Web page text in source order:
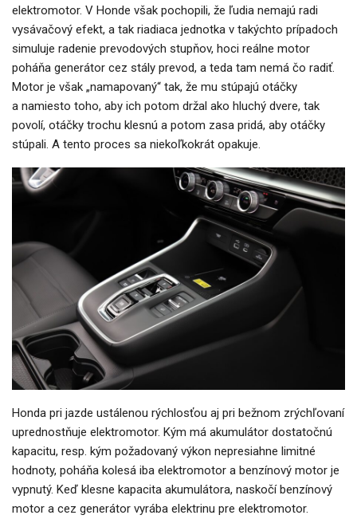
elektromotor. V Honde však pochopili, že ľudia nemajú radi
vysávačový efekt, a tak riadiaca jednotka v takýchto prípadoch
simuluje radenie prevodových stupňov, hoci reálne motor
poháňa generátor cez stály prevod, a teda tam nemá čo radiť.
Motor je však „namapovaný“ tak, že mu stúpajú otáčky
a namiesto toho, aby ich potom držal ako hluchý dvere, tak
povolí, otáčky trochu klesnú a potom zasa pridá, aby otáčky
stúpali. A tento proces sa niekoľkokrát opakuje.
Honda pri jazde ustálenou rýchlosťou aj pri bežnom zrýchľovaní
uprednostňuje elektromotor. Kým má akumulátor dostatočnú
kapacitu, resp. kým požadovaný výkon nepresiahne limitné
hodnoty, poháňa kolesá iba elektromotor a benzínový motor je
vypnutý. Keď klesne kapacita akumulátora, naskočí benzínový
motor a cez generátor vyrába elektrinu pre elektromotor.